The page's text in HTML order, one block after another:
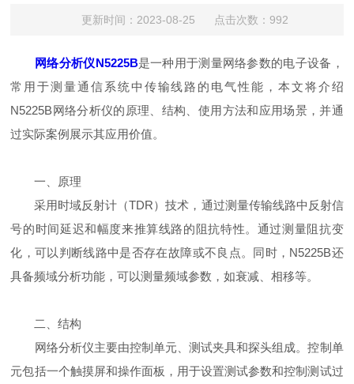
更新时间：2023-08-25 点击次数：992
网络分析仪N5225B是一种用于测量网络参数的电子设备，
常用于测量通信系统中传输线路的电气性能，本文将介绍
N5225B网络分析仪的原理、结构、使用方法和应用场景，并通
过实际案例展示其应用价值。
一、原理
采用时域反射计（TDR）技术，通过测量传输线路中反射信
号的时间延迟和幅度来推算线路的阻抗特性。通过测量阻抗变
化，可以判断线路中是否存在故障或不良点。同时，N5225B还
具备频域分析功能，可以测量频域参数，如衰减、相移等。
二、结构
网络分析仪主要由控制单元、测试夹具和探头组成。控制单
元包括一个触摸屏和操作面板，用于设置测试参数和控制测试过